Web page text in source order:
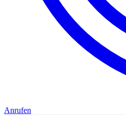
Anrufen